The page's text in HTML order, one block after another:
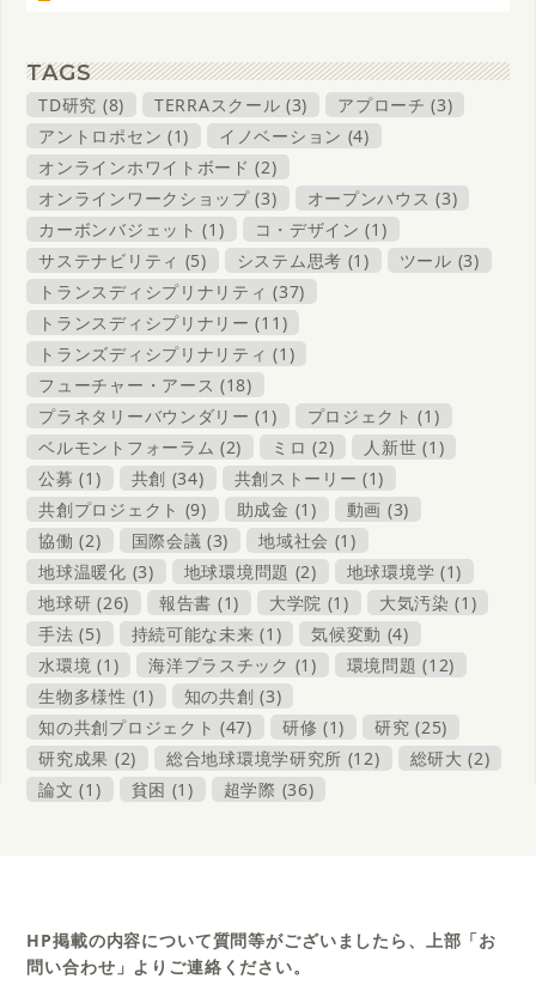
TAGS
TD研究 (8) TERRAスクール (3)
アプローチ (3)
アントロポセン (1)
イノベーション (4)
オンラインホワイトボード (2)
オンラインワークショップ (3)
オープンハウス (3)
カーボンバジェット (1)
コ・デザイン (1)
サステナビリティ (5)
システム思考 (1)
ツール (3)
トランスディシプリナリティ (37)
トランスディシプリナリー (11)
トランズディシプリナリティ (1)
フューチャー・アース (18)
プラネタリーバウンダリー (1)
プロジェクト (1)
ベルモントフォーラム (2)
ミロ (2)
人新世 (1)
公募 (1)
共創 (34)
共創ストーリー (1)
共創プロジェクト (9)
助成金 (1)
動画 (3)
協働 (2)
国際会議 (3)
地域社会 (1)
地球温暖化 (3)
地球環境問題 (2)
地球環境学 (1)
地球研 (26)
報告書 (1) 大学院 (1)
大気汚染 (1)
手法 (5)
持続可能な未来 (1)
気候変動 (4)
水環境 (1)
海洋プラスチック (1)
環境問題 (12)
生物多様性 (1)
知の共創 (3)
知の共創プロジェクト (47)
研修 (1)
研究 (25)
研究成果 (2)
総合地球環境学研究所 (12)
総研大 (2)
論文 (1)
貧困 (1) 超学際 (36)
HP掲載の内容について質問等がございましたら、上部「お
問い合わせ」よりご連絡ください。